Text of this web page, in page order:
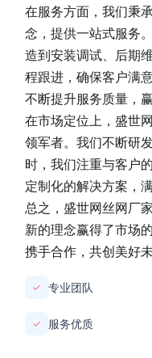
在服务方面，我们秉
念，提供一站式服务
造到安装调试、后期
程跟进，确保客户满
不断提升服务质量，
在市场定位上， 盛世
领军者。我们不断研
时，我们注重与客户
定制化的解决方案，
总之， 盛世网丝网厂家
新的理念赢得了市场
携手合作，共创美好未
✓ 专业团队
✓ 服务优质